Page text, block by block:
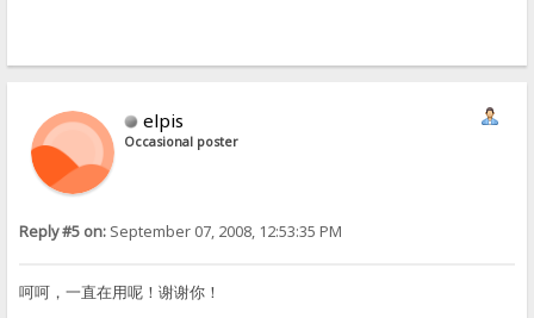
elpis
Occasional poster
Reply #5 on: September 07, 2008, 12:53:35 PM
呵呵，一直在用呢！谢谢你！